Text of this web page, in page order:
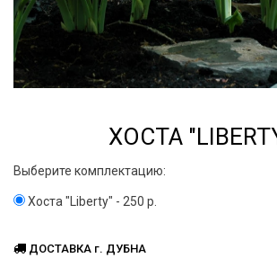
ХОСТА
Выберите комплектацию:
Хоста "Liberty" - 250 р.
ДОСТАВКА г. ДУБНА